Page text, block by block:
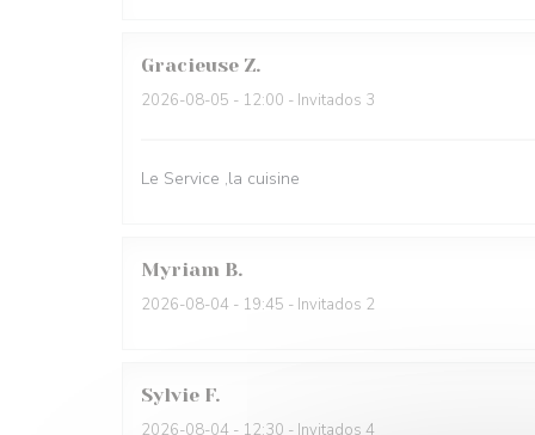
Gracieuse Z
2026-08-05 - 12:00 - Invitados 3
Le Service ,la cuisine
Myriam B
2026-08-04 - 19:45 - Invitados 2
Sylvie F
2026-08-04 - 12:30 - Invitados 4